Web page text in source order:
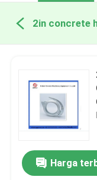
2in concrete
Harga